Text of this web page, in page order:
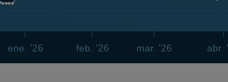
ene. '26 feb. '26 mar. '26 abr.